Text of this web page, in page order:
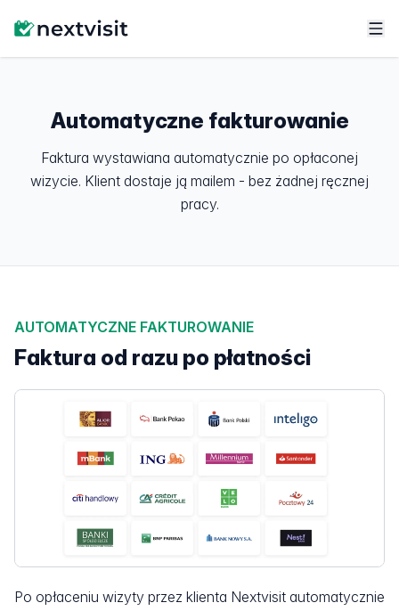
Automatyczne fakturowanie
Faktura wystawiana automatycznie po opłaconej
wizycie. Klient dostaje ją mailem - bez żadnej ręcznej
pracy.
AUTOMATYCZNE FAKTUROWANIE
Faktura od razu po płatności
Po opłaceniu wizyty przez klienta Nextvisit automatycznie